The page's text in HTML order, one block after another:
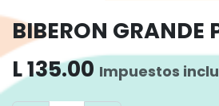
BIBERON GRANDE
L135.00 Impuestos